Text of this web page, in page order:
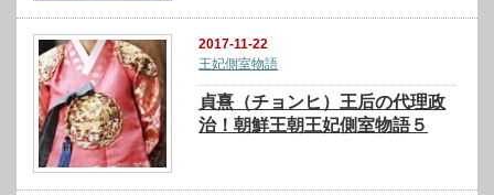
2017-11-22
王妃側室物語
貞熹（チョンヒ）王后の代理政
治！朝鮮王朝王妃側室物語５